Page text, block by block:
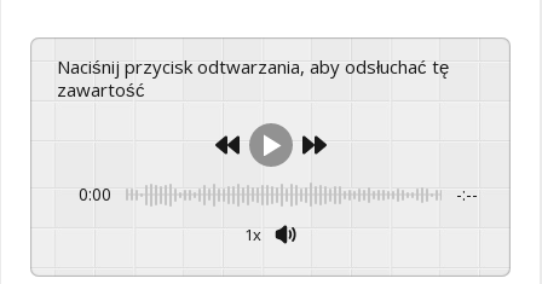
Naciśnij przycisk odtwarzania, aby odsłuchać tę
zawartość
0:00 -:--
1x